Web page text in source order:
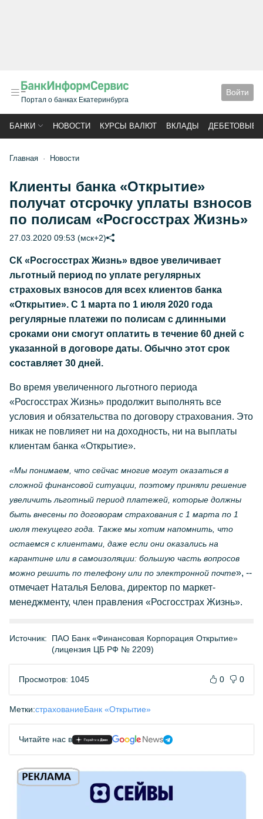
Портал о банках Екатеринбурга
Войти
БАНКИ НОВОСТИ КУРСЫ ВАЛЮТ ВКЛАДЫ ДЕБЕТОВЫЕ
Главная Новости
Клиенты банка «Открытие»
получат отсрочку уплаты взносов
по полисам «Росгосстрах Жизнь»
27.03.2020 09:53 (мск+2)
СК «Росгосстрах Жизнь» вдвое увеличивает
льготный период по уплате регулярных
страховых взносов для всех клиентов банка
«Открытие». С 1 марта по 1 июля 2020 года
регулярные платежи по полисам с длинными
сроками они смогут оплатить в течение 60 дней с
указанной в договоре даты. Обычно этот срок
составляет 30 дней.
Во время увеличенного льготного периода
«Росгосстрах Жизнь» продолжит выполнять все
условия и обязательства по договору страхования. Это
никак не повлияет ни на доходность, ни на выплаты
клиентам банка «Открытие».
«Мы понимаем, что сейчас многие могут оказаться в
сложной финансовой ситуации, поэтому приняли решение
увеличить льготный период платежей, которые должны
быть внесены по договорам страхования с 1 марта по 1
июля текущего года. Также мы хотим напомнить, что
остаемся с клиентами, даже если они оказались на
карантине или в самоизоляции: большую часть вопросов
можно решить по телефону или по электронной почте», --
отмечает Наталья Белова, директор по маркет-
менеджменту, член правления «Росгосстрах Жизнь».
Источник:
ПАО Банк «Финансовая Корпорация Открытие»
(лицензия ЦБ РФ № 2209)
Просмотров: 1045 0 0
Метки:страхованиеБанк «Открытие»
Читайте нас в